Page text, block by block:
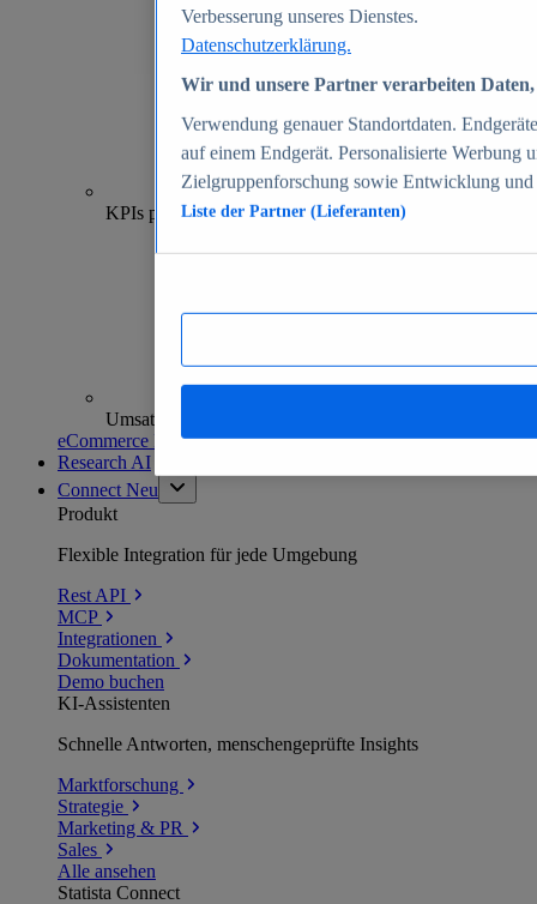
70+
KPIs pro Shop
Umsatzanalysen und -prognosen
eCommerce Insights entdecken
Research AI
Connect Neu
Produkt
Flexible Integration für jede Umgebung
Rest API
MCP
Integrationen
Dokumentation
Demo buchen
KI-Assistenten
Schnelle Antworten, menschengeprüfte Insights
Marktforschung
Strategie
Marketing & PR
Sales
Alle ansehen
Statista Connect
Verbesserung unseres Dienstes.
Datenschutzerklärung.
Wir und unsere Partner verarbeiten
Verwendung genauer Standortdaten.
auf einem Endgerät. Personalisierte Werbung
Zielgruppenforschung sowie Entwicklung
Liste der Partner (Lieferanten)